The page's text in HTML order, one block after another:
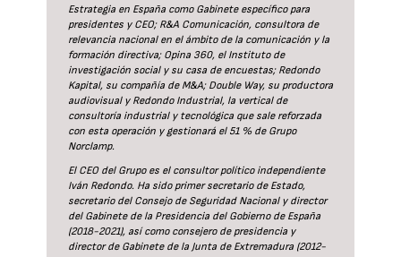
Estrategia en España como Gabinete específico para
presidentes y CEO; R&A Comunicación, consultora de
relevancia nacional en el ámbito de la comunicación y la
formación directiva; Opina 360, el Instituto de
investigación social y su casa de encuestas; Redondo
Kapital, su compañía de M&A; Double Way, su productora
audiovisual y Redondo Industrial, la vertical de
consultoría industrial y tecnológica que sale reforzada
con esta operación y gestionará el 51 % de Grupo
Norclamp.
El CEO del Grupo es el consultor político independiente
Iván Redondo. Ha sido primer secretario de Estado,
secretario del Consejo de Seguridad Nacional y director
del Gabinete de la Presidencia del Gobierno de España
(2018-2021), así como consejero de presidencia y
director de Gabinete de la Junta de Extremadura (2012-